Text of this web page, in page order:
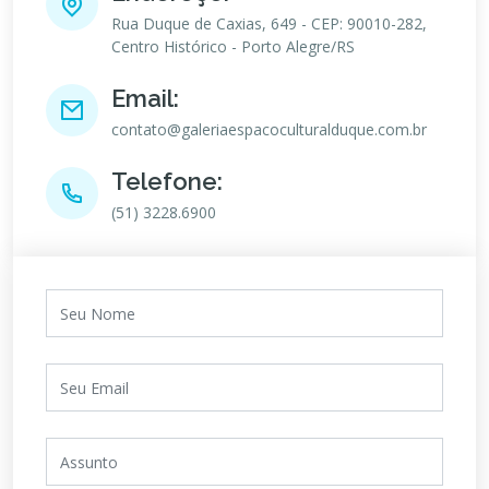
Rua Duque de Caxias, 649 - CEP: 90010-282,
Centro Histórico - Porto Alegre/RS
Email:
contato@galeriaespacoculturalduque.com.br
Telefone:
(51) 3228.6900